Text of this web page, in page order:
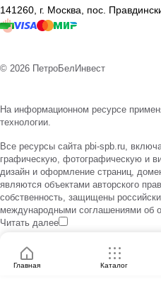
141260, г. Москва, пос.
© 2026 ПетроБелИнвест
На информационном ресурсе
технологии.
Все ресурсы сайта pbi-spb.ru,
графическую, фотографическую и
дизайн и оформление страниц,
являются объектами авторского
собственность, защищены
международными соглашениями об
Читать далее
Главная Каталог